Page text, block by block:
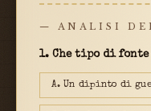
— ANALISI
1. Che tipo di fonte
A. Un dipinto di